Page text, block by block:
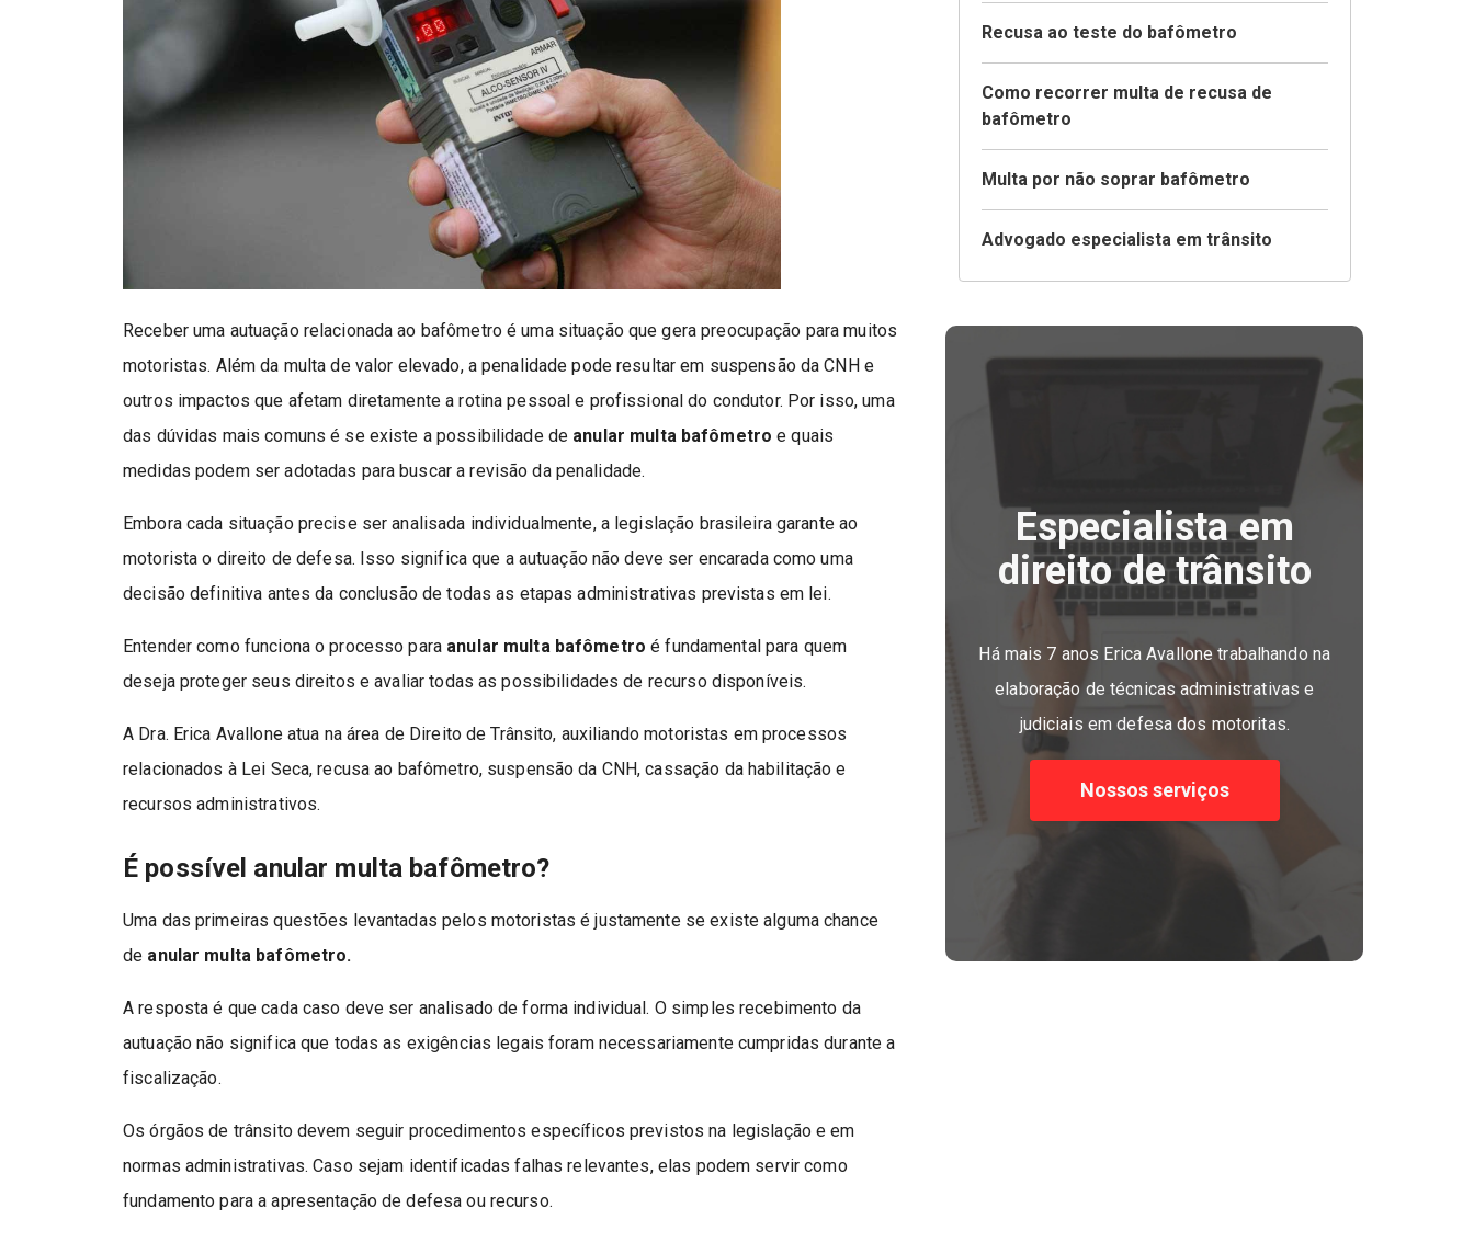
Receber uma autuação relacionada ao bafômetro é uma situação que gera preocupação para muitos
motoristas. Além da multa de valor elevado, a penalidade pode resultar em suspensão da CNH e
outros impactos que afetam diretamente a rotina pessoal e profissional do condutor. Por isso, uma
das dúvidas mais comuns é se existe a possibilidade de anular multa bafômetro e quais
medidas podem ser adotadas para buscar a revisão da penalidade.
Embora cada situação precise ser analisada individualmente, a legislação brasileira garante ao
motorista o direito de defesa. Isso significa que a autuação não deve ser encarada como uma
decisão definitiva antes da conclusão de todas as etapas administrativas previstas em lei.
Entender como funciona o processo para anular multa bafômetro é fundamental para quem
deseja proteger seus direitos e avaliar todas as possibilidades de recurso disponíveis.
A Dra. Erica Avallone atua na área de Direito de Trânsito, auxiliando motoristas em processos
relacionados à Lei Seca, recusa ao bafômetro, suspensão da CNH, cassação da habilitação e
recursos administrativos.
É possível anular multa bafômetro?
Uma das primeiras questões levantadas pelos motoristas é justamente se existe alguma chance
de anular multa bafômetro.
A resposta é que cada caso deve ser analisado de forma individual. O simples recebimento da
autuação não significa que todas as exigências legais foram necessariamente cumpridas durante a
fiscalização.
Os órgãos de trânsito devem seguir procedimentos específicos previstos na legislação e em
normas administrativas. Caso sejam identificadas falhas relevantes, elas podem servir como
fundamento para a apresentação de defesa ou recurso.
Recusa ao teste do bafômetro
Como recorrer multa de recusa de
bafômetro
Multa por não soprar bafômetro
Advogado especialista em trânsito
Especialista em
direito de trânsito
Há mais 7 anos Erica Avallone trabalhando na
elaboração de técnicas administrativas e
judiciais em defesa dos motoritas.
Nossos serviços